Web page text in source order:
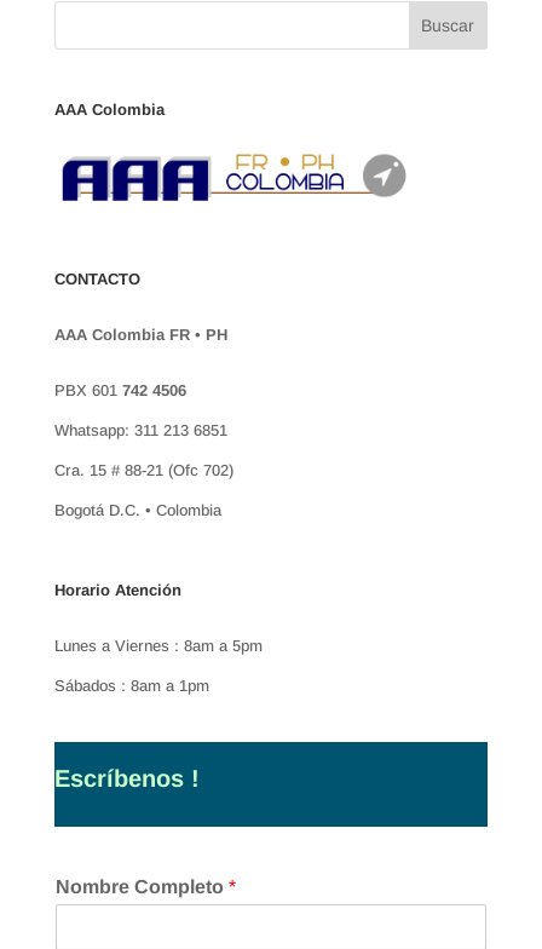
AAA Colombia
CONTACTO
AAA Colombia FR • PH
PBX 601 742 4506
Whatsapp: 311 213 6851
Cra. 15 # 88-21 (Ofc 702)
Bogotá D.C. • Colombia
Horario Atención
Lunes a Viernes : 8am a 5pm
Sábados : 8am a 1pm
Escríbenos !
Nombre Completo *